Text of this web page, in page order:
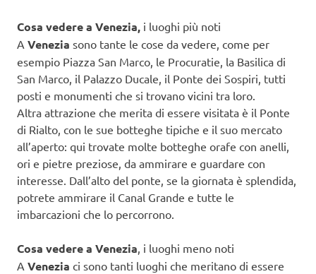
Cosa vedere a Venezia, i luoghi più noti
A Venezia sono tante le cose da vedere, come per
esempio Piazza San Marco, le Procuratie, la Basilica di
San Marco, il Palazzo Ducale, il Ponte dei Sospiri, tutti
posti e monumenti che si trovano vicini tra loro.
Altra attrazione che merita di essere visitata è il Ponte
di Rialto, con le sue botteghe tipiche e il suo mercato
all’aperto: qui trovate molte botteghe orafe con anelli,
ori e pietre preziose, da ammirare e guardare con
interesse. Dall’alto del ponte, se la giornata è splendida,
potrete ammirare il Canal Grande e tutte le
imbarcazioni che lo percorrono.
Cosa vedere a Venezia , i luoghi meno noti
A Venezia ci sono tanti luoghi che meritano di essere